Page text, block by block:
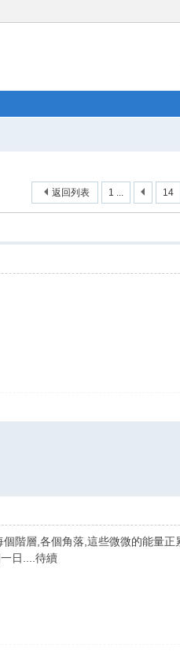
1 ... 14
返回列表
階層,各個角落,這些微微的能量
日....待續